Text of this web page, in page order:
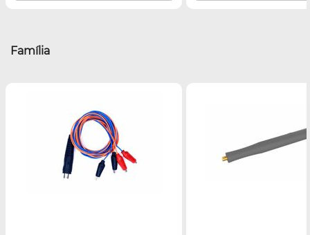
Família